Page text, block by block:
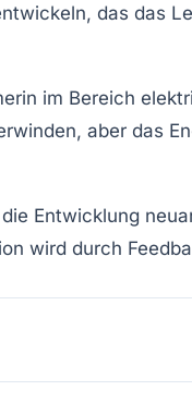
das das
im Bereich
aber das
Entwicklung
wird durch